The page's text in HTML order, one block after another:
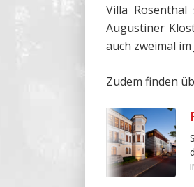
Villa
Augustiner
auch zweimal
Zudem finden